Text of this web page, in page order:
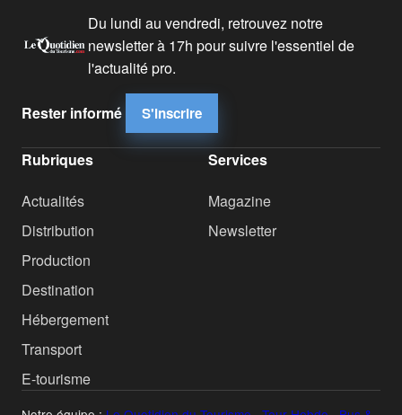
Du lundi au vendredi, retrouvez notre
newsletter à 17h pour suivre l'essentiel de
l'actualité pro.
Rester informé S'inscrire
Rubriques
Actualités
Distribution
Production
Destination
Hébergement
Transport
E-tourisme
Services
Magazine
Newsletter